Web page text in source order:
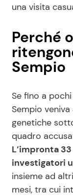
una visita
Perché
Sempio
Se fino a
Sempio
genetiche
quadro
L’impronta
investigatori
insieme ad
mesi, tra cui